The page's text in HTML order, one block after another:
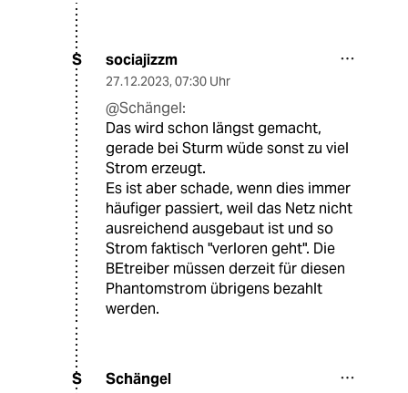
S sociajizzm
27.12.2023, 07:30 Uhr
@Schängel:
Das wird schon längst gemacht,
gerade bei Sturm wüde sonst zu viel
Strom erzeugt.
Es ist aber schade, wenn dies immer
häufiger passiert, weil das Netz nicht
ausreichend ausgebaut ist und so
Strom faktisch "verloren geht". Die
BEtreiber müssen derzeit für diesen
Phantomstrom übrigens bezahlt
werden.
S Schängel